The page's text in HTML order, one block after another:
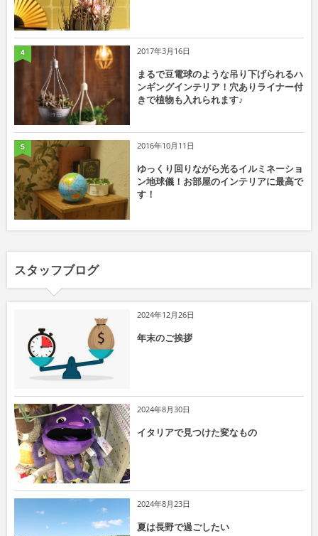
2017年3月16日
まるで豆電球のような吊り下げられるハ
ンギングインテリア！穴ありライナー付
きで植物も入れられます♪
4
2016年10月11日
ゆっくり回りながら光るイルミネーショ
ン地球儀！お部屋のインテリアに最高で
す！
5
スタッフブログ
2024年12月26日
年末のご挨拶
2024年8月30日
イタリアで見つけた変なもの
2024年8月23日
夏は長野で過ごしたい